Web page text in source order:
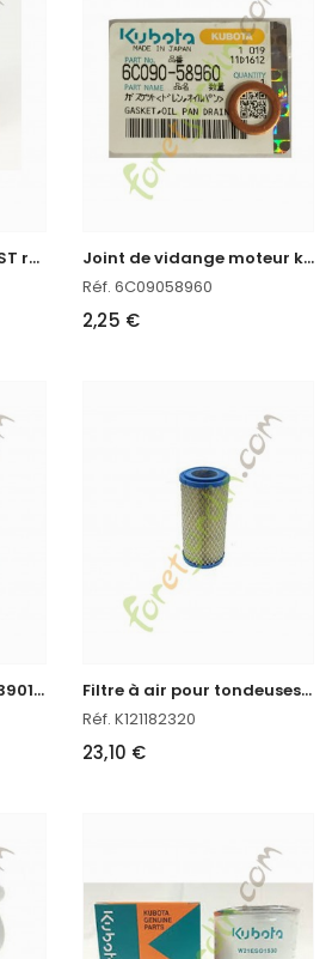
F
iltre à huile kubota HST réf W21TSHK700 J
oint de vidange moteur kubota
Réf. 6C09058960
2,25 €
B
ouchon de vidange 13901-33750 F
iltre à air pour tondeuses autoportées kubota
Réf. K121182320
23,10 €